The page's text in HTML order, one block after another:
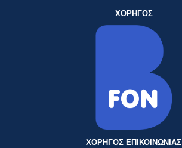
ΧΟΡΗΓΟΣ
ΧΟΡΗΓΟΣ ΕΠΙΚΟΙΝΩΝΙΑΣ